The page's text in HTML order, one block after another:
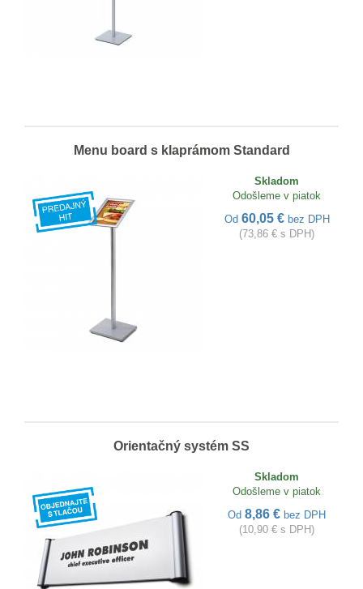
Menu board s klaprámom Standard
Skladom
Odošleme v piatok
Od 60,05 € bez DPH
(73,86 € s DPH)
Orientačný systém SS
Skladom
Odošleme v piatok
Od 8,86 € bez DPH
(10,90 € s DPH)